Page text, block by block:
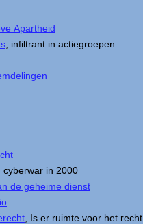
Apartheid
, infiltrant in actiegroepen
, cyberwar in 2000
de geheime dienst
, Is er ruimte voor het recht